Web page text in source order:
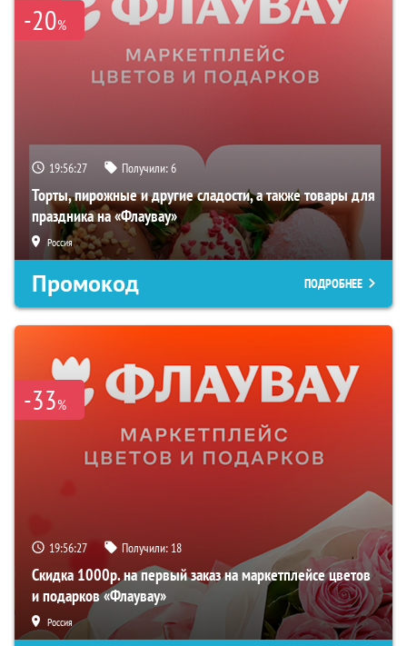
-20%
19:56:26 Получили:6
Торты, пирожные и другие сладости, а также товары для
праздника на «Флаувау»
Россия
Промокод ПОДРОБНЕЕ
-33%
19:56:26 Получили: 18
Скидка 1000р. на первый заказ на маркетплейсе цветов
и подарков «Флаувау»
Россия